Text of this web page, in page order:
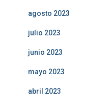
agosto 2023
julio 2023
junio 2023
mayo 2023
abril 2023